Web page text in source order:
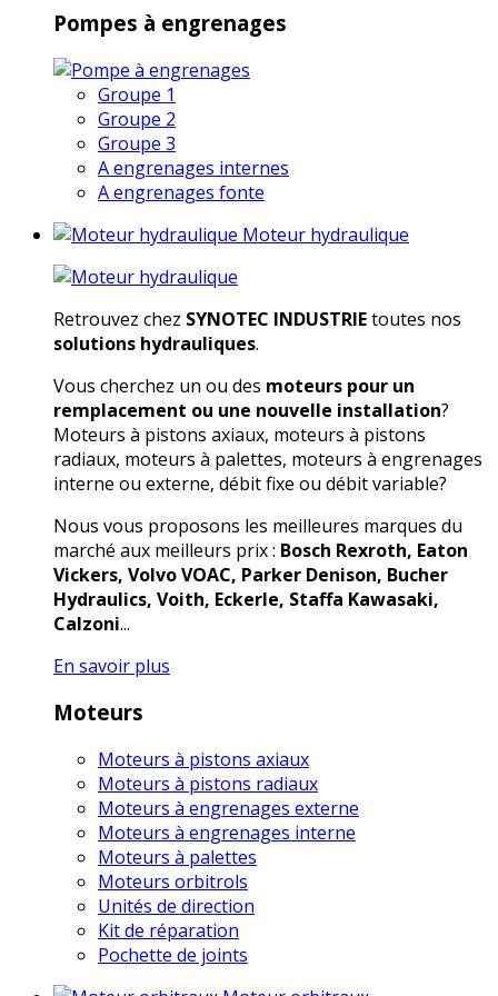
Pompes à engrenages
Groupe 1
Groupe 2
Groupe 3
A engrenages internes
A engrenages fonte
Moteur hydraulique
Retrouvez chez SYNOTEC INDUSTRIEtoutes nos
solutions hydrauliques.
Vous cherchez un ou des moteurs pour un
remplacement ou une nouvelle installation?
Moteurs à pistons axiaux, moteurs à pistons
radiaux, moteurs à palettes, moteurs à engrenages
interne ou externe, débit fixe ou débit variable?
Nous vous proposons les meilleures marques du
marché aux meilleurs prix : Bosch Rexroth, Eaton
Vickers, Volvo VOAC, Parker Denison, Bucher
Hydraulics, Voith, Eckerle, Staffa Kawasaki,
Calzoni...
En savoir plus
Moteurs
Moteurs à pistons axiaux
Moteurs à pistons radiaux
Moteurs à engrenages externe
Moteurs à engrenages interne
Moteurs à palettes
Moteurs orbitrols
Unités de direction
Kit de réparation
Pochette de joints